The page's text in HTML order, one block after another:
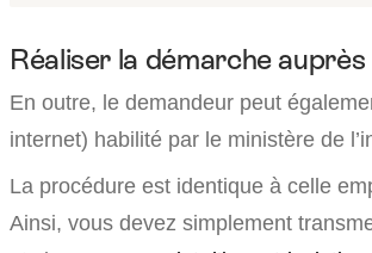
Réaliser la démarche
En outre, le demandeur peut
internet) habilité par le ministère de
La procédure est identique à celle
Ainsi, vous devez simplement